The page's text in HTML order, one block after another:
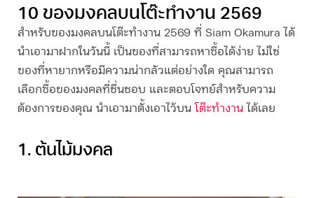
10 ของมงคลบนโต๊ะทำงาน 2569
สำหรับของมงคลบนโต๊ะทํางาน 2569 ที่ Siam Okamura ได้
นำเอามาฝากในวันนี้ เป็นของที่สามารถหาซื้อได้ง่าย ไม่ใช่
ของที่หายากหรือมีความน่ากลัวแต่อย่างใด คุณสามารถ
เลือกซื้อของมงคลที่ชื่นชอบ และตอบโจทย์สำหรับความ
ต้องการของคุณ นำเอามาตั้งเอาไว้บน โต๊ะทำงาน ได้เลย
1. ต้นไม้มงคล